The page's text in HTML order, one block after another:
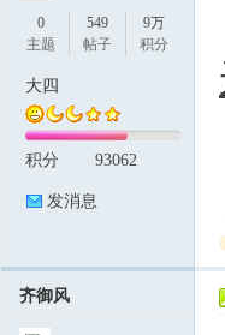
0
主题
549
帖子
9万
积分
大四
积分 93062
发消息
齐御风